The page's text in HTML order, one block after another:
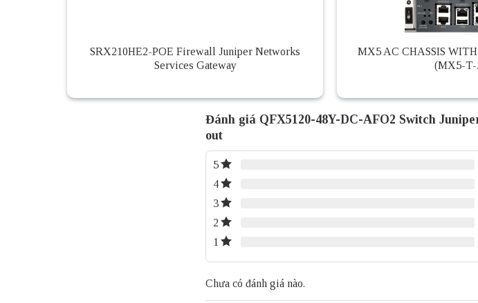
SRX210HE2-POE Firewall Juniper Networks
Services Gateway
MX5 AC CHASSIS
(MX5-T-
Đánh giá QFX5120-48Y-DC-AFO2 Switch
out
5
4
3
2
1
Chưa có đánh giá nào.